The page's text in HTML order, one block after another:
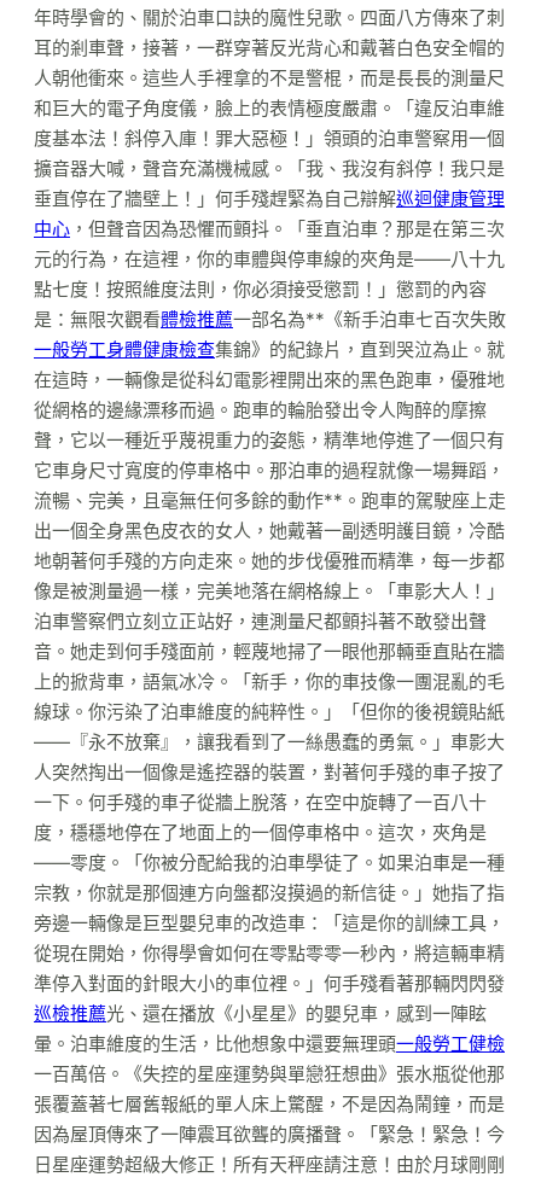
年時學會的、關於泊車口訣的魔性兒歌。四面八方傳來了刺
耳的剎車聲，接著，一群穿著反光背心和戴著白色安全帽的
人朝他衝來。這些人手裡拿的不是警棍，而是長長的測量尺
和巨大的電子角度儀，臉上的表情極度嚴肅。「違反泊車維
度基本法！斜停入庫！罪大惡極！」領頭的泊車警察用一個
擴音器大喊，聲音充滿機械感。「我、我沒有斜停！我只是
垂直停在了牆壁上！」何手殘趕緊為自己辯解巡迴健康管理
中心 ，但聲音因為恐懼而顫抖。「垂直泊車？那是在第三次
元的行為，在這裡，你的車體與停車線的夾角是——八十九
點七度！按照維度法則，你必須接受懲罰！」懲罰的內容
是：無限次觀看體檢推薦一部名為**《新手泊車七百次失敗
一般勞工身體健康檢查集錦》的紀錄片，直到哭泣為止。就
在這時，一輛像是從科幻電影裡開出來的黑色跑車，優雅地
從網格的邊緣漂移而過。跑車的輪胎發出令人陶醉的摩擦
聲，它以一種近乎蔑視重力的姿態，精準地停進了一個只有
它車身尺寸寬度的停車格中。那泊車的過程就像一場舞蹈，
流暢、完美，且毫無任何多餘的動作**。跑車的駕駛座上走
出一個全身黑色皮衣的女人，她戴著一副透明護目鏡，冷酷
地朝著何手殘的方向走來。她的步伐優雅而精準，每一步都
像是被測量過一樣，完美地落在網格線上。「車影大人！」
泊車警察們立刻立正站好，連測量尺都顫抖著不敢發出聲
音。她走到何手殘面前，輕蔑地掃了一眼他那輛垂直貼在牆
上的掀背車，語氣冰冷。「新手，你的車技像一團混亂的毛
線球。你污染了泊車維度的純粹性。」「但你的後視鏡貼紙
——『永不放棄』，讓我看到了一絲愚蠢的勇氣。」車影大
人突然掏出一個像是遙控器的裝置，對著何手殘的車子按了
一下。何手殘的車子從牆上脫落，在空中旋轉了一百八十
度，穩穩地停在了地面上的一個停車格中。這次，夾角是
——零度。「你被分配給我的泊車學徒了。如果泊車是一種
宗教，你就是那個連方向盤都沒摸過的新信徒。」她指了指
旁邊一輛像是巨型嬰兒車的改造車：「這是你的訓練工具，
從現在開始，你得學會如何在零點零零一秒內，將這輛車精
準停入對面的針眼大小的車位裡。」何手殘看著那輛閃閃發
巡檢推薦光、還在播放《小星星》的嬰兒車，感到一陣眩
暈。泊車維度的生活，比他想象中還要無理頭一般勞工健檢
一百萬倍。《失控的星座運勢與單戀狂想曲》張水瓶從他那
張覆蓋著七層舊報紙的單人床上驚醒，不是因為鬧鐘，而是
因為屋頂傳來了一陣震耳欲聾的廣播聲。「緊急！緊急！今
日星座運勢超級大修正！所有天秤座請注意！由於月球剛剛